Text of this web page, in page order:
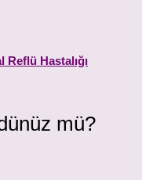
Hastalığı
mü?